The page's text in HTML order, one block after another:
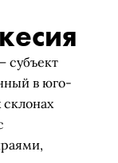
субъект
в юго-